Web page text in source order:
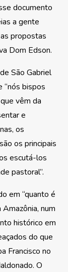
documento
a gente
propostas
Dom Edson.
São Gabriel
“nós bispos
vêm da
e
os
os principais
escutá-los
pastoral”.
em “quanto é
num
histórico em
do que
Francisco no
O